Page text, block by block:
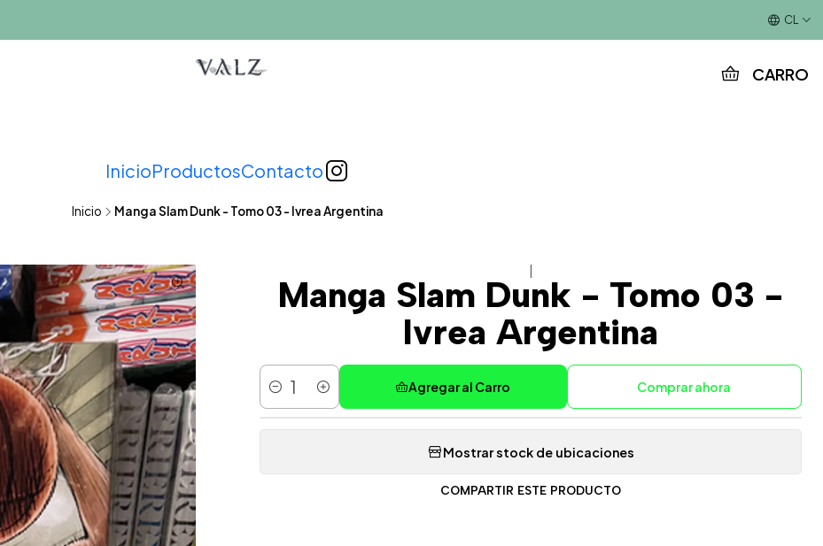
CARRO
InicioProductosContacto
CL
Inicio Manga Slam Dunk - Tomo 03 - Ivrea Argentina
Manga Slam Dunk - Tomo 03 -
Ivrea Argentina
Cantidad
Agregar al Carro Comprar ahora
Mostrar stock de ubicaciones
COMPARTIR ESTE PRODUCTO